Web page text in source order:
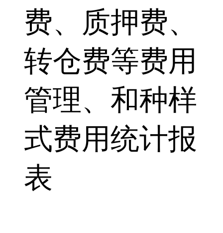
费、质押费、
转仓费等费用
管理、和种样
式费用统计报
表